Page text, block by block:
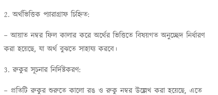
2. অর্থভিত্তিক প্যারাগ্রাফ চিহ্নিত:
– আয়াত নম্বর ফিল কালার করে অর্থের ভিত্তিতে বিষয়গত অনুচ্ছেদ নির্ধারণ
করা হয়েছে, যা অর্থ বুঝতে সাহায্য করবে।
3. রুকুর সূচনার নির্দিষ্টকরণ:
– প্রতিটি রুকুর শুরুতে কালো রঙ ও রুকু নম্বর উল্লেখ করা হয়েছে, এতে